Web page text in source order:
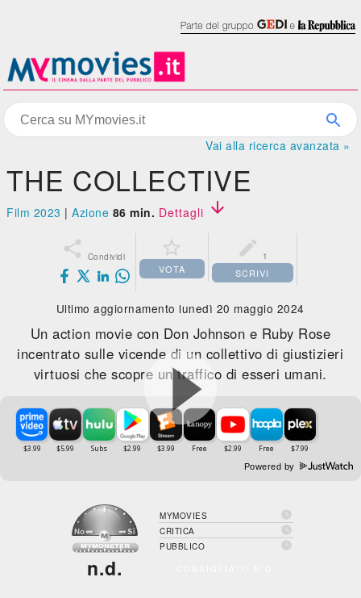
Vai alla ricerca avanzata »
THE COLLECTIVE
Film 2023 |Azione 86 min. Dettagli 
 Condividi 
VOTA
 1
SCRIVI
Ultimo aggiornamento lunedì 20 maggio 2024
Un action movie con Don Johnson e Ruby Rose
incentrato sulle vicende di un collettivo di giustizieri
virtuosi che scopre un traffico di esseri umani.
Powered by
n.d.
MYMOVIES 
CRITICA 
PUBBLICO 